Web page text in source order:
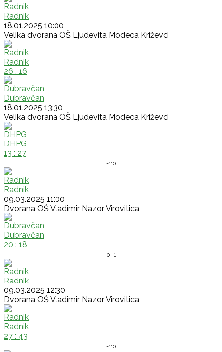
Radnik
18.01.2025 10:00
Velika dvorana OŠ Ljudevita Modeca Križevci
Radnik
26 : 16
Dubravčan
18.01.2025 13:30
Velika dvorana OŠ Ljudevita Modeca Križevci
DHPG
13 : 27
-1:0
Radnik
09.03.2025 11:00
Dvorana OŠ Vladimir Nazor Virovitica
Dubravčan
20 : 18
0:-1
Radnik
09.03.2025 12:30
Dvorana OŠ Vladimir Nazor Virovitica
Radnik
27 : 43
-1:0